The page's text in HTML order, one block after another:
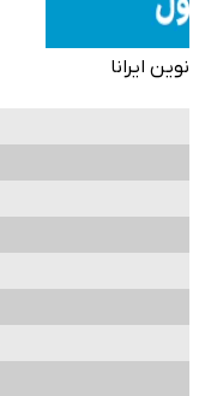
نوین ایرانا